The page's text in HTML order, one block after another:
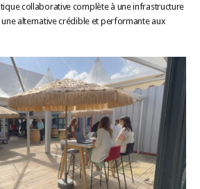
collaborative complète à une infrastructure
alternative crédible et performante aux